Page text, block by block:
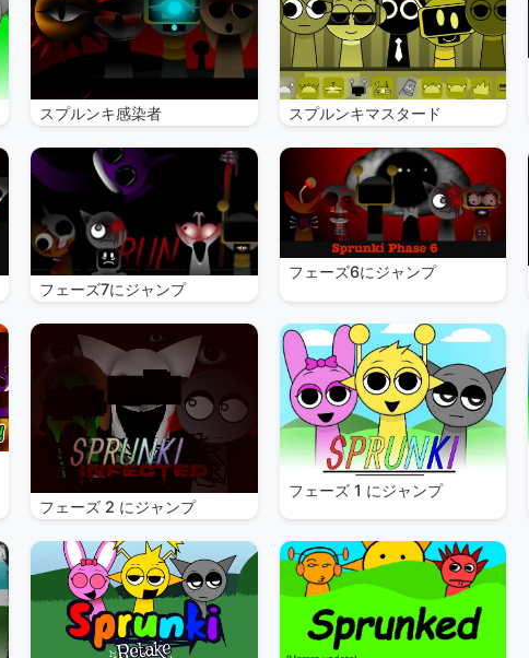
スプルンキ感染者 スプルンキマスタード
フェーズ7にジャンプ
フェーズ6にジャンプ
フェーズ 2 にジャンプ
フェーズ 1 にジャンプ